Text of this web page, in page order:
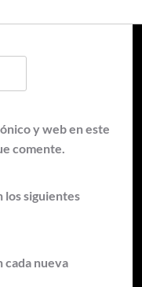
y web en este
comente.
siguientes
nueva